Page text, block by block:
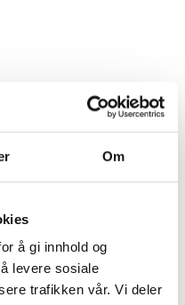
Om
å gi innhold og
levere sosiale
trafikken vår. Vi deler